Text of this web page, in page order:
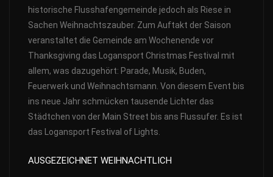
historische Flusshafengemeinde jedoch als Riese in
Sachen Weihnachtszauber. Zum Auftakt der Saison
veranstaltet die Gemeinde am Wochenende vor
Thanksgiving das Logansport Christmas Festival mit
allem, was dazugehört: Parade, Musik, Buden,
Feuerwerk und Weihnachtsmann. Von diesem Event bis
ins neue Jahr schmücken tausende Lichter das
Städtchen von der Main Street bis ans Flussufer. Es ist
das Logansport Festival of Lights.
AUSGEZEICHNET WEIHNACHTLICH